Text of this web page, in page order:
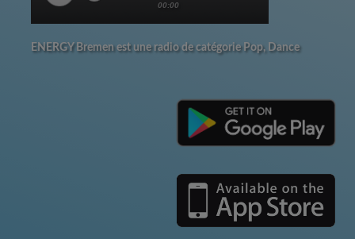
00:00
ENERGY Bremen est une radio de catégorie Pop, Dance